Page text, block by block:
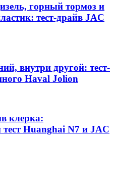
горный тормоз и
тест-драйв JAC
внутри другой: тест-
Haval Jolion
клерка:
Huanghai N7 и JAC